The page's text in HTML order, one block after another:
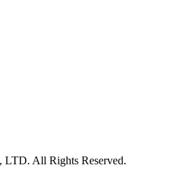
All Rights Reserved.